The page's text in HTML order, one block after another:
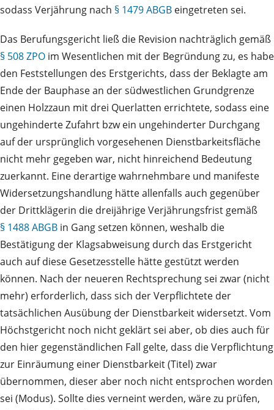
sodass Verjährung nach § 1479 ABGB eingetreten sei.
Das Berufungsgericht ließ die Revision nachträglich gemäß
§ 508 ZPO im Wesentlichen mit der Begründung zu, es habe
den Feststellungen des Erstgerichts, dass der Beklagte am
Ende der Bauphase an der südwestlichen Grundgrenze
einen Holzzaun mit drei Querlatten errichtete, sodass eine
ungehinderte Zufahrt bzw ein ungehinderter Durchgang
auf der ursprünglich vorgesehenen Dienstbarkeitsfläche
nicht mehr gegeben war, nicht hinreichend Bedeutung
zuerkannt. Eine derartige wahrnehmbare und manifeste
Widersetzungshandlung hätte allenfalls auch gegenüber
der Drittklägerin die dreijährige Verjährungsfrist gemäß
§ 1488 ABGB in Gang setzen können, weshalb die
Bestätigung der Klagsabweisung durch das Erstgericht
auch auf diese Gesetzesstelle hätte gestützt werden
können. Nach der neueren Rechtsprechung sei zwar (nicht
mehr) erforderlich, dass sich der Verpflichtete der
tatsächlichen Ausübung der Dienstbarkeit widersetzt. Vom
Höchstgericht noch nicht geklärt sei aber, ob dies auch für
den hier gegenständlichen Fall gelte, dass die Verpflichtung
zur Einräumung einer Dienstbarkeit (Titel) zwar
übernommen, dieser aber noch nicht entsprochen worden
sei (Modus). Sollte dies verneint werden, wäre zu prüfen,